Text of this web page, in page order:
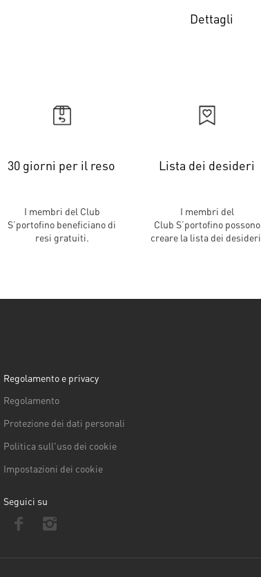
Dettagli
30 giorni per il reso
I membri del Club
S’portofino beneficiano di
resi gratuiti.
Lista dei desideri
I membri del
Club S’portofino possono
creare la lista dei
Regolamento e privacy
Regolamento
Protezione dei dati personali
Politica sull'uso dei cookie
Impostazioni dei cookie
Seguici su